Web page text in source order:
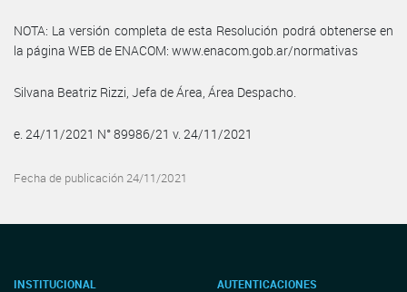
NOTA: La versión completa de esta Resolución podrá obtenerse en
la página WEB de ENACOM: www.enacom.gob.ar/normativas
Silvana Beatriz Rizzi, Jefa de Área, Área Despacho.
e. 24/11/2021 N° 89986/21 v. 24/11/2021
Fecha de publicación 24/11/2021
INSTITUCIONAL AUTENTICACIONES